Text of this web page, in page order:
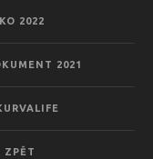
2022
2021
ZPĚT